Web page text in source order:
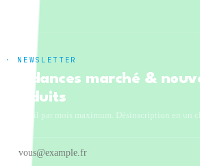
· NEWSLETTER
Tendances marché &
produits
Un email par mois maximum. Désinscription en un